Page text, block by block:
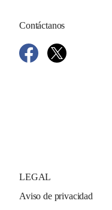
Contáctanos
LEGAL
Aviso de privacidad